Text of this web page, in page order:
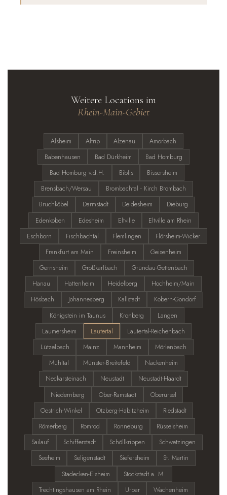
Weitere Locations im
Rhein-Main-Gebiet
Alsheim Altrip Alzenau
Amorbach
Babenhausen
Bad Dürkheim
Bad Homburg
Bad Homburg v.d.H.
Biblis
Bissersheim
Brensbach/Wersau
Brombachtal - Kirch Brombach
Bruchköbel
Darmstadt Deidesheim
Dieburg
Edenkoben
Edesheim Eltville
Eltville am Rhein
Eschborn
Fischbachtal Flemlingen
Flörsheim-Wicker
Frankfurt am Main
Freinsheim
Geisenheim
Gernsheim
Großkarlbach
Gründau-Gettenbach
Hanau
Hattenheim Heidelberg
Hochheim/Main
Hösbach
Johannesberg Kallstadt
Kobern-Gondorf
Königstein im Taunus
Kronberg
Langen
Laumersheim
Lautertal
Lautertal-Reichenbach
Lützelbach
Mainz Mannheim
Mörlenbach
Mühltal
Münster-Breitefeld
Nackenheim
Neckarsteinach
Neustadt
Neustadt-Haardt
Niedernberg
Ober-Ramstadt
Oberursel
Oestrich-Winkel
Otzberg-Habitzheim
Riedstadt
Römerberg
Romrod Ronneburg
Rüsselsheim
Sailauf
Schifferstadt Schöllkrippen
Schwetzingen
Seeheim
Seligenstadt Siefersheim
St. Martin
Stadecken-Elsheim
Stockstadt a. M.
Trechtingshausen am Rhein
Urbar
Wachenheim